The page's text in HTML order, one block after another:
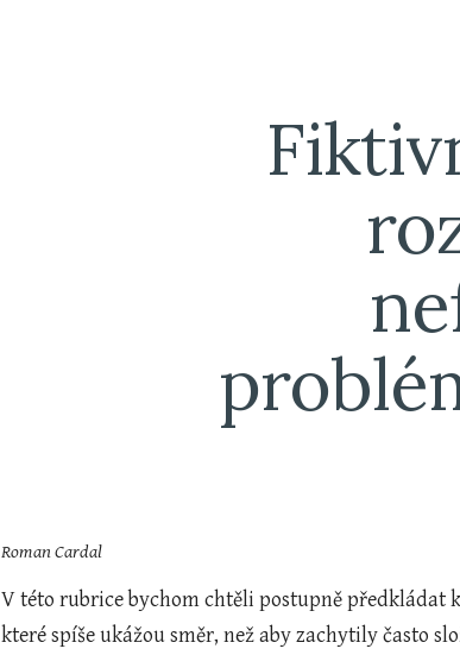
Roman Cardal
V této rubrice bychom chtěli postupně předkládat
které spíše ukážou směr, než aby zachytily často